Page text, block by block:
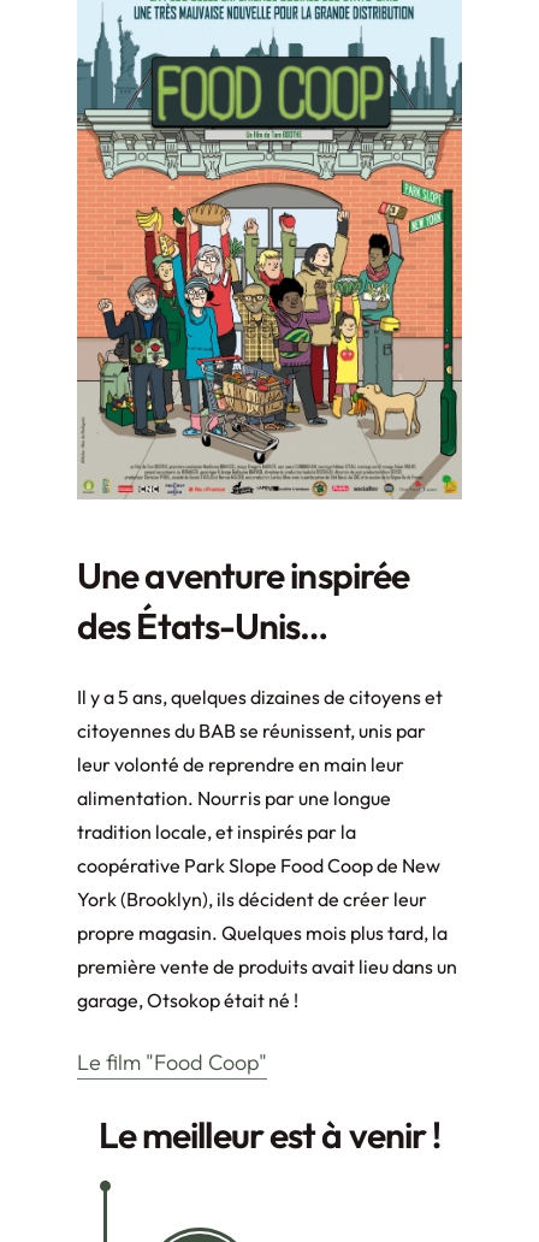
Une aventure inspirée
des États-Unis…
Il y a 5 ans, quelques dizaines de citoyens et
citoyennes du BAB se réunissent, unis par
leur volonté de reprendre en main leur
alimentation. Nourris par une longue
tradition locale, et inspirés par la
coopérative Park Slope Food Coop de New
York (Brooklyn), ils décident de créer leur
propre magasin. Quelques mois plus tard, la
première vente de produits avait lieu dans un
garage, Otsokop était né !
Le film "Food Coop"
Le meilleur est à venir !